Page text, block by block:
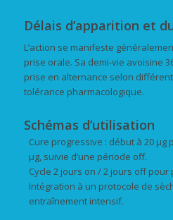
Délais d’apparition et
L’action se manifeste
prise orale. Sa demi-vie avoisine
prise en alternance selon
tolérance pharmacologique.
Schémas d’utilisation
Cure progressive : début à 20 µg
µg, suivie d’une période off.
Cycle 2 jours on / 2 jours off
Intégration à un protocole de
entraînement intensif.